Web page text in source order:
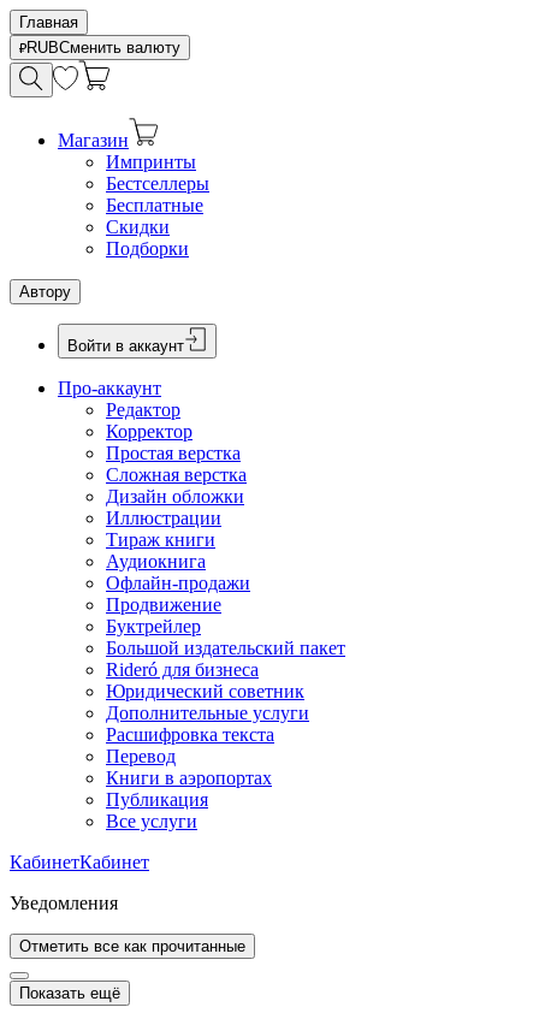
Главная
RUBСменить валюту
Магазин
Импринты
Бестселлеры
Бесплатные
Скидки
Подборки
Автору
Войти в аккаунт
Про-аккаунт
Редактор
Корректор
Простая верстка
Сложная верстка
Дизайн обложки
Иллюстрации
Тираж книги
Аудиокнига
Офлайн-продажи
Продвижение
Буктрейлер
Большой издательский пакет
Rideró для бизнеса
Юридический советник
Дополнительные услуги
Расшифровка текста
Перевод
Книги в аэропортах
Публикация
Все услуги
КабинетКабинет
Уведомления
Отметить все как прочитанные
Показать ещё